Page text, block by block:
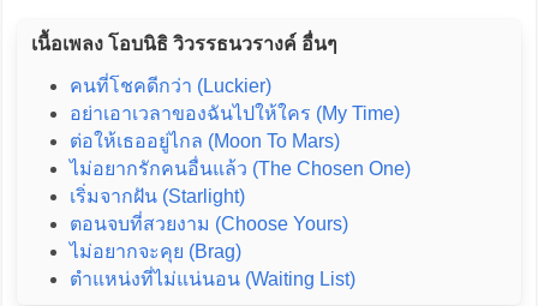
เนื้อเพลง โอบนิธิ วิวรรธนวรางค์ อื่นๆ
คนที่โชคดีกว่า (Luckier)
อย่าเอาเวลาของฉันไปให้ใคร (My Time)
ต่อให้เธออยู่ไกล (Moon To Mars)
ไม่อยากรักคนอื่นแล้ว (The Chosen One)
เริ่มจากฝัน (Starlight)
ตอนจบที่สวยงาม (Choose Yours)
ไม่อยากจะคุย (Brag)
ตำแหน่งที่ไม่แน่นอน (Waiting List)